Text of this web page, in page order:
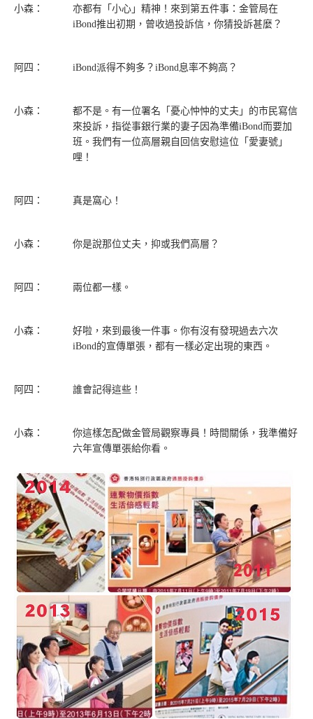
小森：
亦都有「小心」精神！來到第五件事：金管局在
iBond推出初期，曾收過投訴信，你猜投訴甚麼？
阿四： iBond派得不夠多？iBond息率不夠高？
小森：
都不是。有一位署名「憂心忡忡的丈夫」的市民寫信
來投訴，指從事銀行業的妻子因為準備iBond而要加
班。我們有一位高層親自回信安慰這位「愛妻號」
哩！
阿四： 真是窩心！
小森： 你是說那位丈夫，抑或我們高層？
阿四： 兩位都一樣。
小森：
好啦，來到最後一件事。你有沒有發現過去六次
iBond的宣傳單張，都有一樣必定出現的東西。
阿四： 誰會記得這些！
小森：
你這樣怎配做金管局觀察專員！時間關係，我準備好
六年宣傳單張給你看。